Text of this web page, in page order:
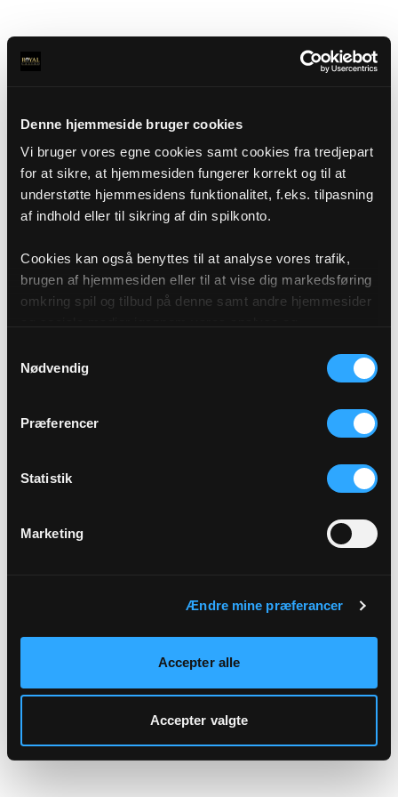
Denne hjemmeside bruger cookies
Vi bruger vores egne cookies samt cookies fra tredjepart
for at sikre, at hjemmesiden fungerer korrekt og til at
understøtte hjemmesidens funktionalitet, f.eks. tilpasning
af indhold eller til sikring af din spilkonto.
Cookies kan også benyttes til at analyse vores trafik,
brugen af hjemmesiden eller til at vise dig markedsføring
omkring spil og tilbud på denne samt andre hjemmesider
af cookies under "Detaljer" eller ved at klikke videre til
vores Cookiepolitik, som du finder i bunden af vores
Nødvendig
Præferencer
Statistik
Marketing
Ændre mine præferancer
Accepter alle
Accepter valgte